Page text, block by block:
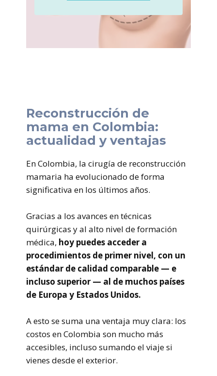
Reconstrucción de
mama en Colombia:
actualidad y ventajas
En Colombia, la cirugía de reconstrucción
mamaria ha evolucionado de forma
significativa en los últimos años.
Gracias a los avances en técnicas
quirúrgicas y al alto nivel de formación
médica, hoy puedes acceder a
procedimientos de primer nivel, con un
estándar de calidad comparable — e
incluso superior — al de muchos países
de Europa y Estados Unidos.
A esto se suma una ventaja muy clara: los
costos en Colombia son mucho más
accesibles, incluso sumando el viaje si
vienes desde el exterior.